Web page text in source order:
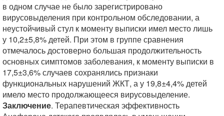
в одном случае не было зарегистрировано
вирусовыделения при контрольном обследовании, а
неустойчивый стул к моменту выписки имел место лишь
у 10,2±5,8% детей. При этом в группе сравнения
отмечалось достоверно большая продолжительность
основных симптомов заболевания, к моменту выписки в
17,5±3,6% случаев сохранялись признаки
функциональных нарушений ЖКТ, а у 19,8±4,4% детей
имело место продолжающееся вирусовыделение.
Заключение. Терапевтическая эффективность